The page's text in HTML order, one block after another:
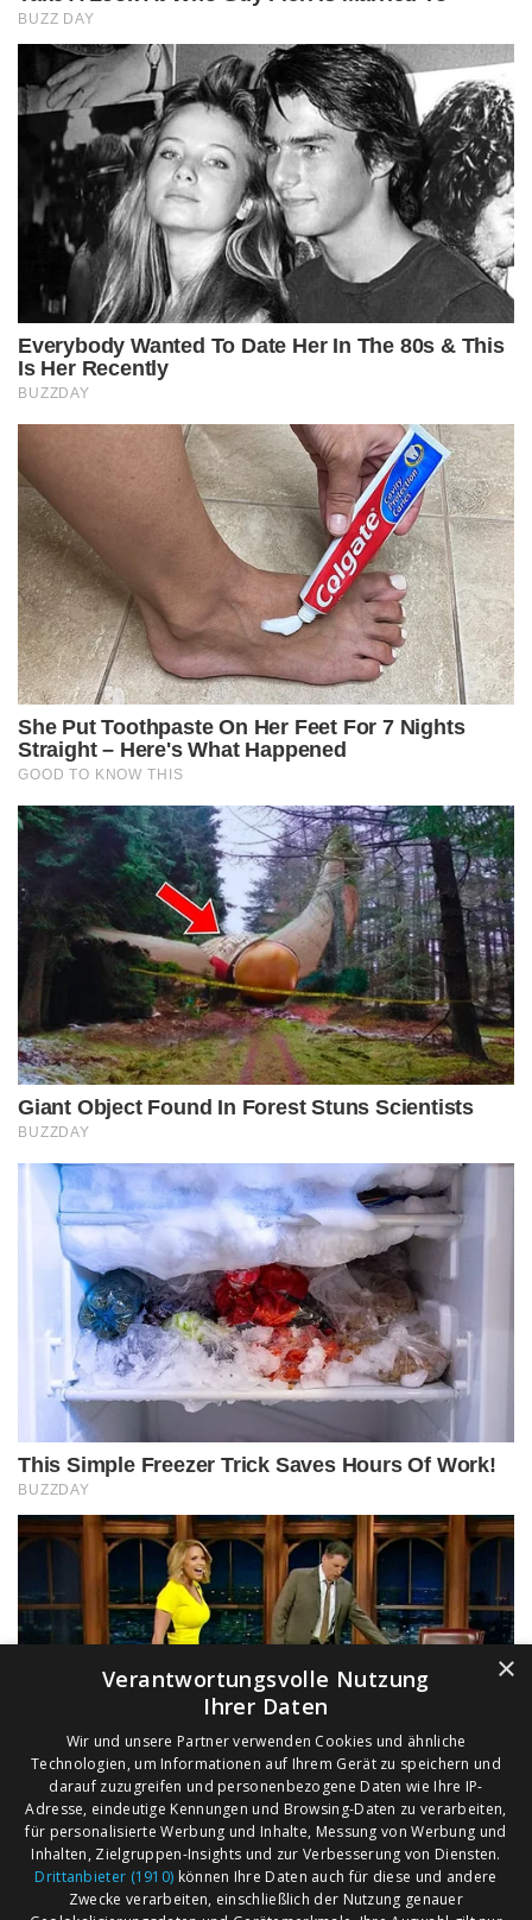
×
Verantwortungsvolle Nutzung
Ihrer Daten
Wir und unsere Partner verwenden Cookies und ähnliche
Technologien, um Informationen auf Ihrem Gerät zu speichern und
darauf zuzugreifen und personenbezogene Daten wie Ihre IP-
Adresse, eindeutige Kennungen und Browsing-Daten zu verarbeiten,
für personalisierte Werbung und Inhalte, Messung von Werbung und
Inhalten, Zielgruppen-Insights und zur Verbesserung von Diensten.
Drittanbieter (1910) können Ihre Daten auch für diese und andere
Zwecke verarbeiten, einschließlich der Nutzung genauer